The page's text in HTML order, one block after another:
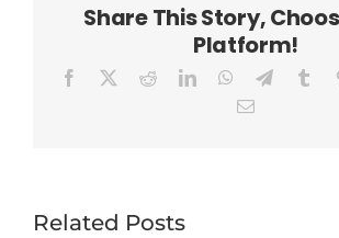
Share This Story,
Platform!
Facebook RedditLinkedInWhatsApp
Telegram
Email
Related Posts